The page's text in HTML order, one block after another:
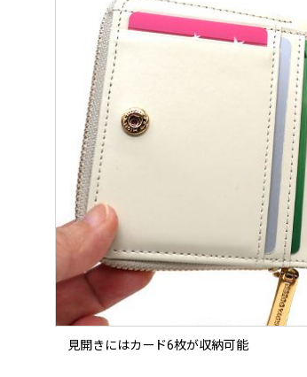
見開きにはカード6枚が収納可能